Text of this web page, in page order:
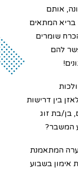
אותם
בריא המתאים
שומרים
להם
בין דרישות
בן/בת זוג
המשבר?
המתאמנת
באופן סדיר 5 יחידות אימון בשבוע